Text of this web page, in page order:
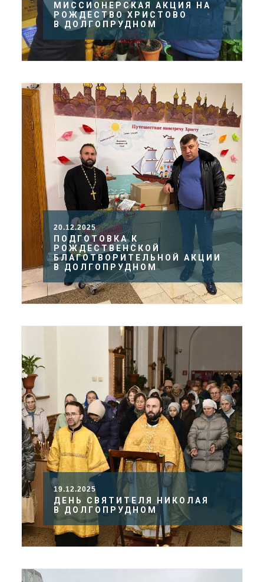
МИССИОНЕРСКАЯ АКЦИЯ НА
РОЖДЕСТВО ХРИСТОВО
В ДОЛГОПРУДНОМ
20.12.2025
ПОДГОТОВКА К
РОЖДЕСТВЕНСКОЙ
БЛАГОТВОРИТЕЛЬНОЙ АКЦИИ
В ДОЛГОПРУДНОМ
19.12.2025
ДЕНЬ СВЯТИТЕЛЯ НИКОЛАЯ
В ДОЛГОПРУДНОМ